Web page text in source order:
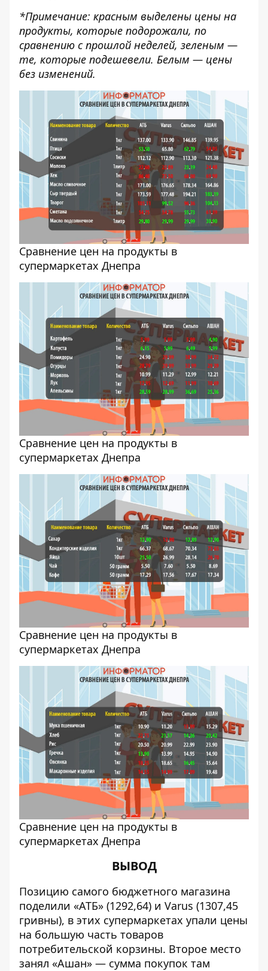
*Примечание: красным выделены цены на
продукты, которые подорожали, по
сравнению спрошлой неделей, зеленым —
те, которые подешевели. Белым — цены
без изменений.
Cравнение цен на продукты в
супермаркетах Днепра
Cравнение цен на продукты в
супермаркетах Днепра
Cравнение цен на продукты в
супермаркетах Днепра
Cравнение цен на продукты в
супермаркетах Днепра
ВЫВОД
Позицию самого бюджетного магазина
поделили «АТБ» (1292,64) и Varus (1307,45
гривны), в этих супермаркетах упали цены
на большую часть товаров
потребительской корзины. Второе место
занял «Ашан» — сумма покупок там